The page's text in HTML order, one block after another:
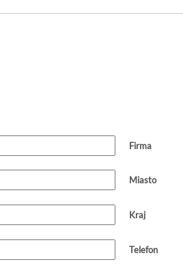
Firma
Miasto
Kraj
Telefon